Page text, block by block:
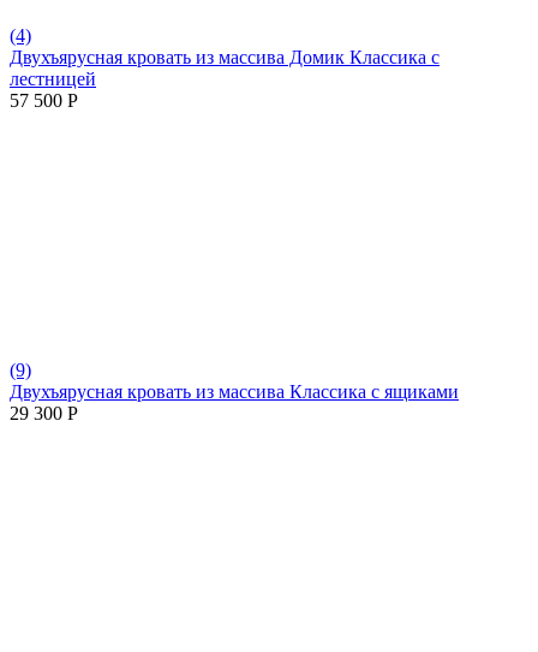
(4)
Двухъярусная кровать из массива Домик Классика с
лестницей
57 500 Р
(9)
Двухъярусная кровать из массива Классика с ящиками
29 300 Р